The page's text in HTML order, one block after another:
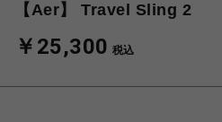
【Aer】 Travel Sling 2
￥25,300 税込